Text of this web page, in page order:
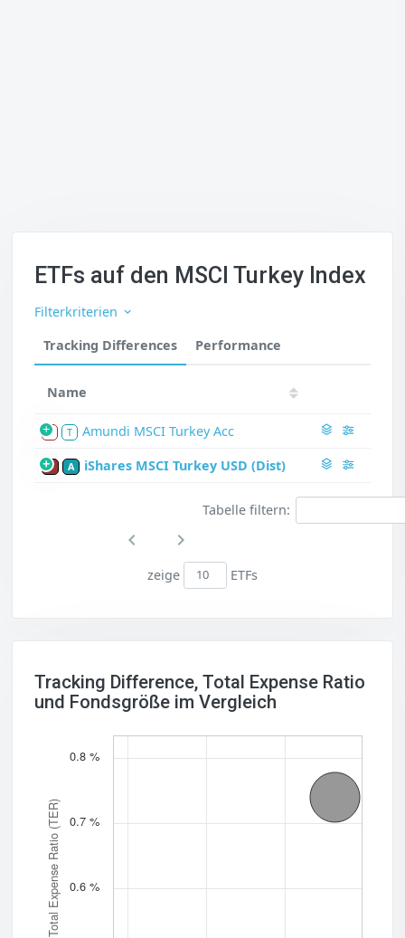
ETFs auf den MSCI Turkey Index
Filterkriterien
Tracking Differences
Performance
Name
S T Amundi MSCI Turkey Acc
P A iShares MSCI Turkey USD (Dist)
Tabelle filtern:
zeige ETFs
Tracking Difference, Total Expense Ratio
und Fondsgröße im Vergleich
Total Expense Ratio (TER) 0.6 %
0.7 %
0.8 %